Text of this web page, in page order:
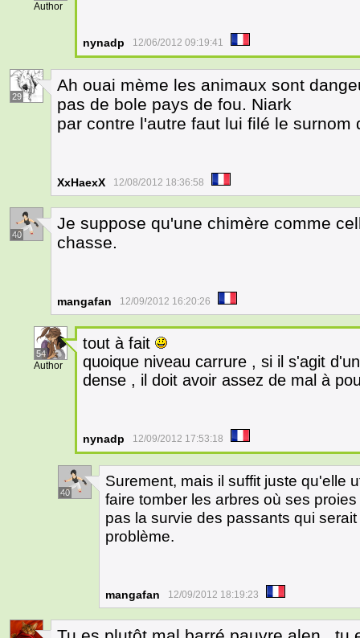
Author
nynadp 12/06/2012 09:19:41
29
Ah ouai mème les animaux sont
pas de bole pays de fou. Niark
par contre l'autre faut lui filé le
XxHaexX 12/08/2012 18:36:58
40
Je suppose qu'une chimère comme
chasse.
mangafan 12/09/2012 16:20:26
54
Author
tout à fait
quoique niveau carrure , si il s'agit
dense , il doit avoir assez de mal à
nynadp 12/09/2012 17:53:18
40
Surement, mais il suffit juste qu'elle
faire tomber les arbres où ses
pas la survie des passants qui
problème.
mangafan 12/09/2012 18:19:23